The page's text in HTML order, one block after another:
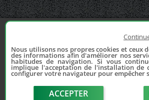
Nous utilisons nos propres cookies et ceux
des informations afin d'améliorer nos
habitudes de navigation. Si vous
implique l'acceptation de l'installation de
configurer votre navigateur pour empêcher
ACCEPTER